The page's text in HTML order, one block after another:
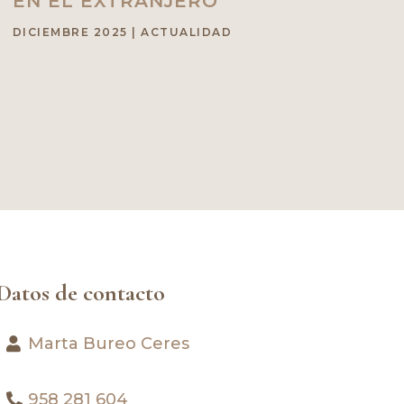
DICIEMBRE 2025 |ACTUALIDAD
de contacto
Marta Bureo Ceres
958 281 604